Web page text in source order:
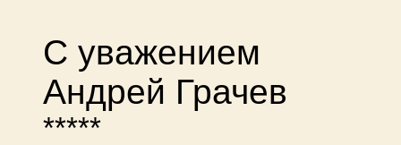
С уважением
Андрей Грачев
*****